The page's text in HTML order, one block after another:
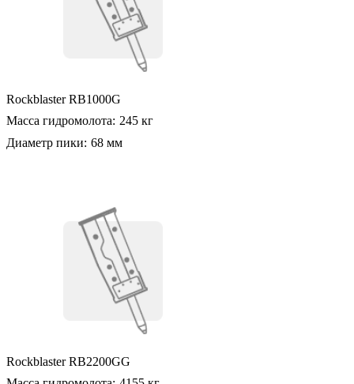
Rockblaster RB1000G
Масса гидромолота: 245 кг
Диаметр пики: 68 мм
Rockblaster RB2200GG